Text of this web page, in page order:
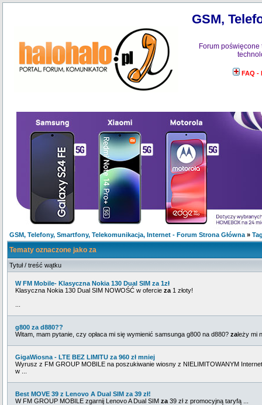
GSM,
Forum
FAQ -
GSM, Telefony, Smartfony, Telekomunikacja, Internet - Forum Strona Główna »
Tematy oznaczone jako za
Tytuł / treść wątku
W FM Mobile- Klasyczna Nokia 130 Dual SIM za 1zł
Klasyczna Nokia 130 Dual SIM NOWOŚĆ w ofercie za 1 złoty!
g800 za d880??
Witam, mam pytanie, czy opłaca mi się wymienić samsunga g800 na d880? zależy mi
GigaWiosna - LTE BEZ LIMITU za 960 zł mniej
Wyrusz z FM GROUP MOBILE na poszukiwanie wiosny z NIELIMITOWANYM
w ...
Best MOVE 39 z Lenovo A Dual SIM za 39 zł!
W FM GROUP MOBILE zgarnij Lenovo A Dual SIM za 39 zł z promocyjną taryfą ...